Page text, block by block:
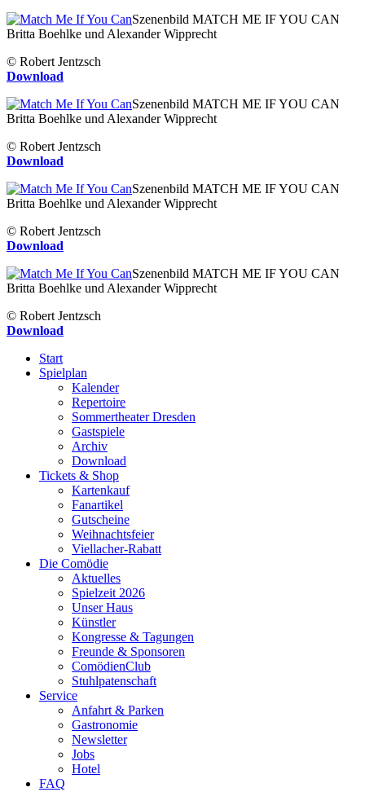
Szenenbild MATCH ME IF YOU CAN
Britta Boehlke und Alexander Wipprecht
© Robert Jentzsch
Download
Szenenbild MATCH ME IF YOU CAN
Britta Boehlke und Alexander Wipprecht
© Robert Jentzsch
Download
Szenenbild MATCH ME IF YOU CAN
Britta Boehlke und Alexander Wipprecht
© Robert Jentzsch
Download
Szenenbild MATCH ME IF YOU CAN
Britta Boehlke und Alexander Wipprecht
© Robert Jentzsch
Download
Start
Spielplan
Kalender
Repertoire
Sommertheater Dresden
Gastspiele
Archiv
Download
Tickets & Shop
Kartenkauf
Fanartikel
Gutscheine
Weihnachtsfeier
Viellacher-Rabatt
Die Comödie
Aktuelles
Spielzeit 2026
Unser Haus
Künstler
Kongresse & Tagungen
Freunde & Sponsoren
ComödienClub
Stuhlpatenschaft
Service
Anfahrt & Parken
Gastronomie
Newsletter
Jobs
Hotel
FAQ